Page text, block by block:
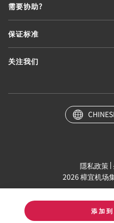
添加
需要协助?
保证标准
关注我们
隱私政策
2026 樟宜机场